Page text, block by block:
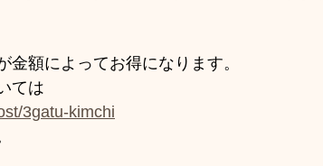
額によってお得になります。
ては
3gatu-kimchi